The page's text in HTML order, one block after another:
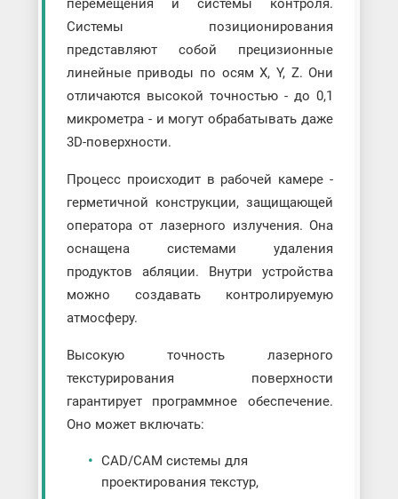
перемещения и системы контроля.
Системы позиционирования
представляют собой прецизионные
линейные приводы по осям X, Y, Z. Они
отличаются высокой точностью - до 0,1
микрометра - и могут обрабатывать даже
3D-поверхности.
Процесс происходит в рабочей камере -
герметичной конструкции, защищающей
оператора от лазерного излучения. Она
оснащена системами удаления
продуктов абляции. Внутри устройства
можно создавать контролируемую
атмосферу.
Высокую точность лазерного
текстурирования поверхности
гарантирует программное обеспечение.
Оно может включать:
CAD/CAM системы для
проектирования текстур,